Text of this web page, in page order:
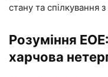
стану та спілкування
Розуміння
харчова